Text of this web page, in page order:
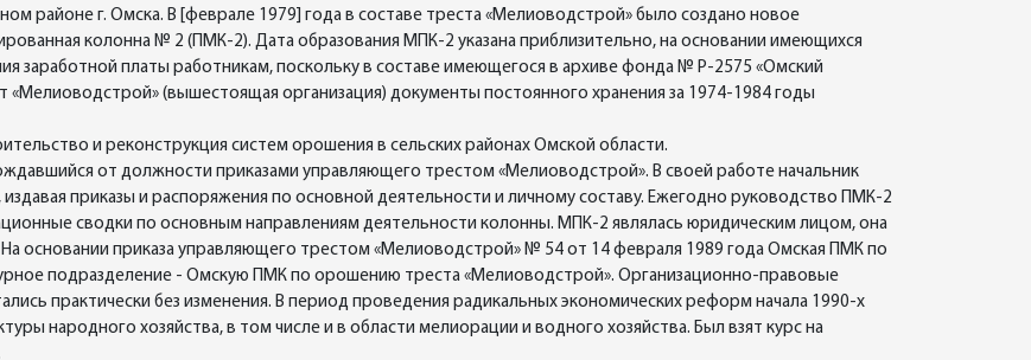
районе г. Омска. В [феврале 1979] года в составе треста «Мелиоводстрой» было создано новое
колонна № 2 (ПМК-2). Дата образования МПК-2 указана приблизительно, на основании имеющихся
заработной платы работникам, поскольку в составе имеющегося в архиве фонда № Р-2575 «Омский
(вышестоящая организация) документы постоянного хранения за 1974-1984 годы
и реконструкция систем орошения в сельских районах Омской области.
от должности приказами управляющего трестом «Мелиоводстрой». В своей работе начальник
приказы и распоряжения по основной деятельности и личному составу. Ежегодно руководство ПМК-2
сводки по основным направлениям деятельности колонны. МПК-2 являлась юридическим лицом, она
На основании приказа управляющего трестом «Мелиоводстрой» № 54 от 14 февраля 1989 года Омская ПМК по
подразделение - Омскую ПМК по орошению треста «Мелиоводстрой». Организационно-правовые
практически без изменения. В период проведения радикальных экономических реформ начала 1990-х
народного хозяйства, в том числе и в области мелиорации и водного хозяйства. Был взят курс на